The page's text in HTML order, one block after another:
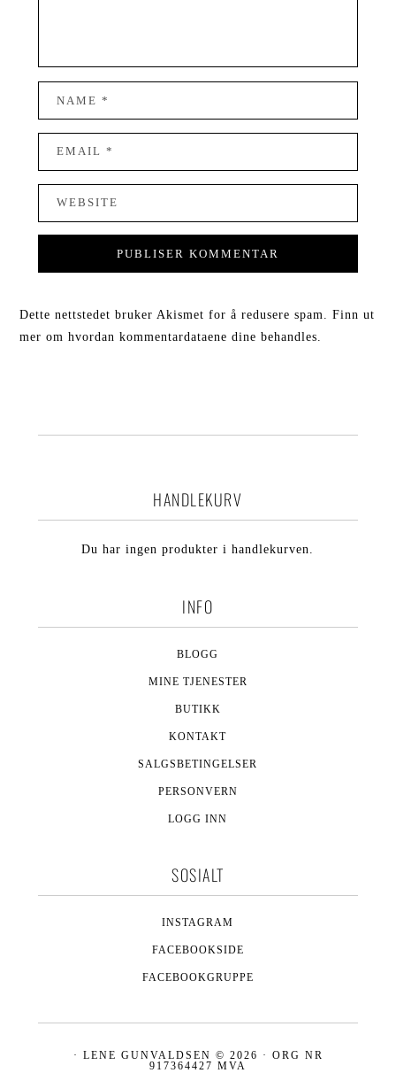
Dette nettstedet bruker Akismet for å redusere spam.Finn ut
mer om hvordan kommentardataene dine behandles.
HANDLEKURV
Du har ingen produkter i handlekurven.
INFO
BLOGG
MINE TJENESTER
BUTIKK
KONTAKT
SALGSBETINGELSER
PERSONVERN
LOGG INN
SOSIALT
INSTAGRAM
FACEBOOKSIDE
FACEBOOKGRUPPE
· LENE GUNVALDSEN © 2026 · ORG NR
917364427 MVA